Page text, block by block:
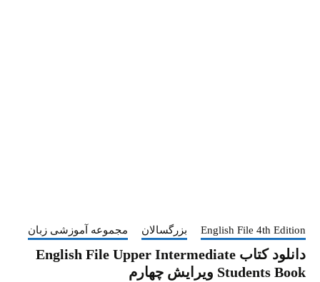
English File 4th Edition بزرگسالان مجموعه آموزشی زبان
دانلود کتاب English File Upper Intermediate
Students Book ویرایش چهارم